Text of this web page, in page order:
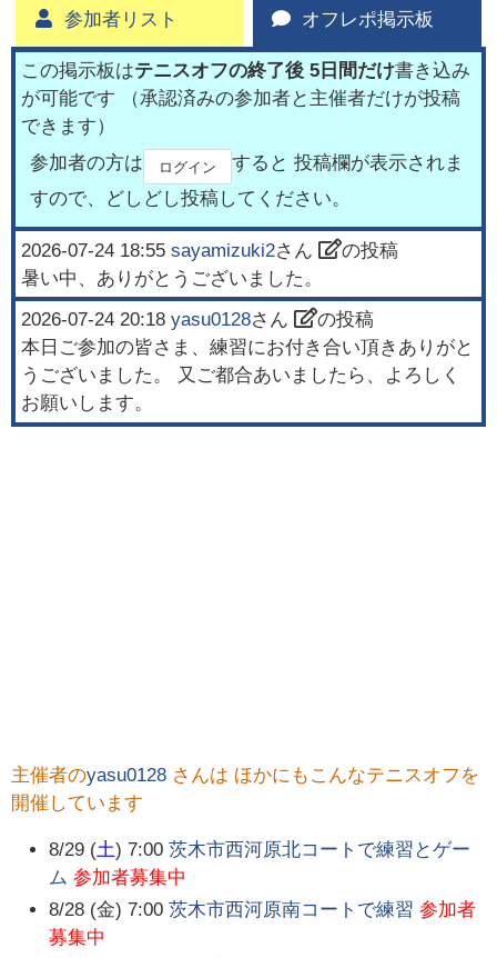
参加者リスト オフレポ掲示板
この掲示板はテニスオフの終了後 5日間だけ書き込み
が可能です （承認済みの参加者と主催者だけが投稿
できます）
参加者の方は
ログイン
すると 投稿欄が表示されま
すので、どしどし投稿してください。
2026-07-24 18:55 sayamizuki2さん
の投稿
暑い中、ありがとうございました。
2026-07-24 20:18 yasu0128さん
の投稿
本日ご参加の皆さま、練習にお付き合い頂きありがと
うございました。 又ご都合あいましたら、よろしく
お願いします。
主催者のyasu0128 さんは ほかにもこんなテニスオフを
開催しています
8/29 (土) 7:00 茨木市西河原北コートで練習とゲー
ム 参加者募集中
8/28 (金) 7:00 茨木市西河原南コートで練習 参加者
募集中